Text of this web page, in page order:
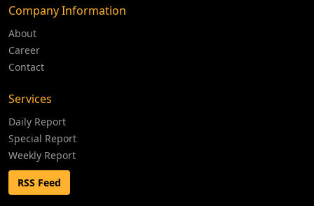
Company Information
About
Career
Contact
Services
Daily Report
Special Report
Weekly Report
RSS Feed